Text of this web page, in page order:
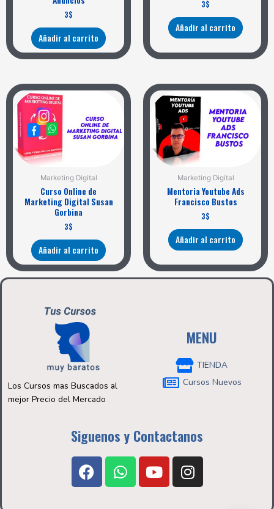
3$
Añadir al carrito
3$
Añadir al carrito
Marketing Digital
Curso Online de
Marketing Digital Susan
Gorbina
3$
Añadir al carrito
Marketing Digital
Mentoria Youtube Ads
Francisco Bustos
3$
Añadir al carrito
Los Cursos mas Buscados al
mejor Precio del Mercado
MENU
TIENDA
Cursos Nuevos
Siguenos y Contactanos
F
a
W
h
Y
o
I
n